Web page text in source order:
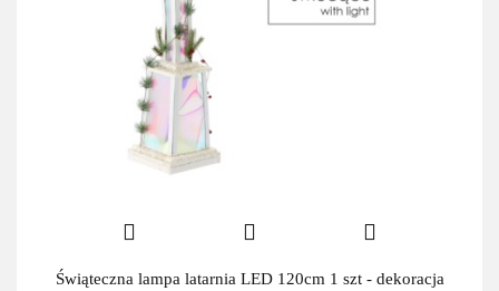
Świąteczna lampa latarnia LED 120cm 1 szt - dekoracja